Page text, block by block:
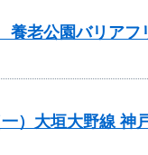
老公園バリアフ
大垣大野線 神